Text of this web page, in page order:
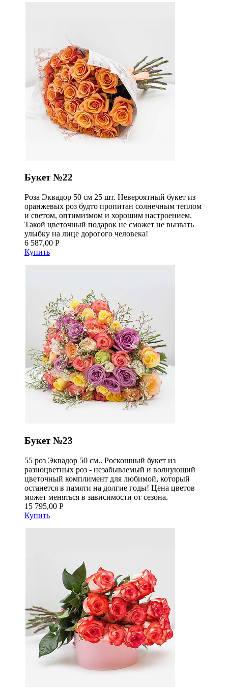
Букет №22
Роза Эквадор 50 см 25 шт. Невероятный букет из
оранжевых роз будто пропитан солнечным теплом
и светом, оптимизмом и хорошим настроением.
Такой цветочный подарок не сможет не вызвать
улыбку на лице дорогого человека!
6 587,00 Р
Купить
Букет №23
55 роз Эквадор 50 см.. Роскошный букет из
разноцветных роз - незабываемый и волнующий
цветочный комплимент для любимой, который
останется в памяти на долгие годы! Цена цветов
может меняться в зависимости от сезона.
15 795,00 Р
Купить